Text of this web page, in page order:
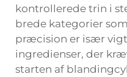
kontrollerede trin i
brede kategorier
præcision er især
ingredienser, der
starten af